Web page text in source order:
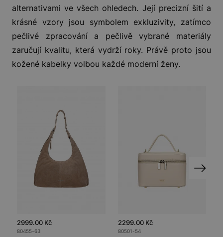
alternativami ve všech ohledech. Její precizní šití a
krásné vzory jsou symbolem exkluzivity, zatímco
pečlivé zpracování a pečlivě vybrané materiály
zaručují kvalitu, která vydrží roky. Právě proto jsou
kožené kabelky volbou každé moderní ženy.
2999.00 Kč
80455-63
2299.00 Kč
80501-54